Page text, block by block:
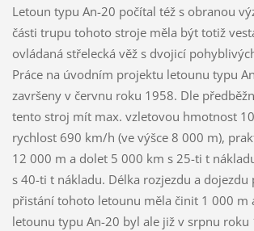
Letoun typu An-20 počítal též s obranou
části trupu tohoto stroje měla být totiž
ovládaná střelecká věž s dvojicí
Práce na úvodním projektu letounu typu
završeny v červnu roku 1958. Dle
tento stroj mít max. vzletovou hmotnost
rychlost 690 km/h (ve výšce 8 000 m),
12 000 m a dolet 5 000 km s 25-ti t
s 40-ti t nákladu. Délka rozjezdu a dojezdu
přistání tohoto letounu měla činit 1 000 m
letounu typu An-20 byl ale již v srpnu roku